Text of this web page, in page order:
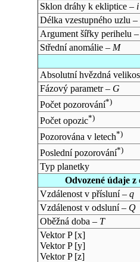
Sklon dráhy k ekliptice – i
Délka vzestupného uzlu –
Argument šířky perihelu
Střední anomálie – M
Absolutní hvězdná
Fázový parametr – G
Počet pozorování*)
Počet opozic*)
Pozorována v letech*)
Poslední pozorování*)
Typ planetky
Odvozené údaje
Vzdálenost v přísluní – q
Vzdálenost v odsluní – Q
Oběžná doba – T
Vektor P [x]
Vektor P [y]
Vektor P [z]